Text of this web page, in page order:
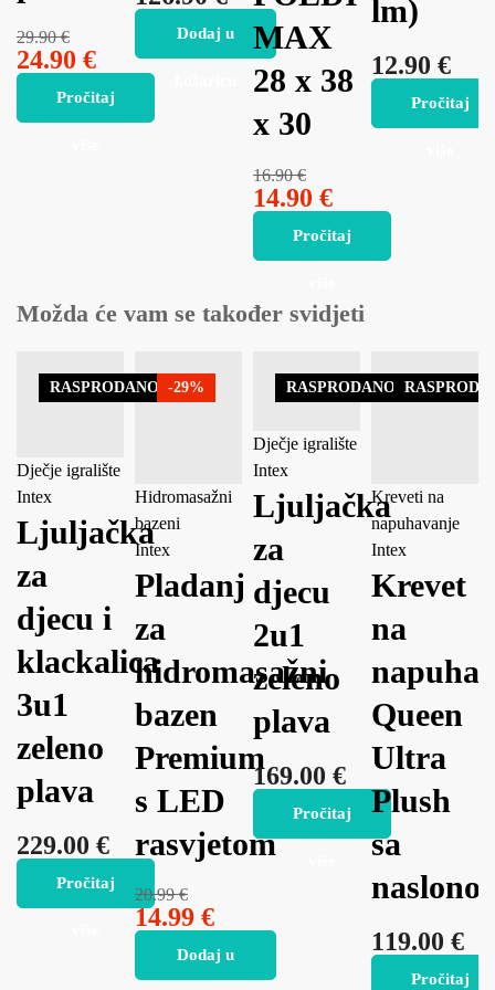
29.90€
24.90 €
Pročitaj
Dodaj u
MAX
28 x 38
x 30
16.90€
14.90 €
Pročitaj
lm)
12.90 €
Pročitaj
Možda će vam se također svidjeti
RASPRODANO
Dječje igralište
Intex
Ljuljačka
za
djecu i
klackalica
3u1
zeleno
plava
229.00 €
Pročitaj
-29%
Hidromasažni
bazeni
Intex
Pladanj
za
hidromasažni
bazen
Premium
s LED
rasvjetom
20.99€
14.99 €
Dodaj u
RASPRODANO
Dječje igralište
Intex
Ljuljačka
za
djecu
2u1
zeleno
plava
169.00 €
Pročitaj
Kreveti na
napuhavanje
Intex
Krevet
na
Queen
Ultra
Plush
sa
119.00 €
Pročitaj